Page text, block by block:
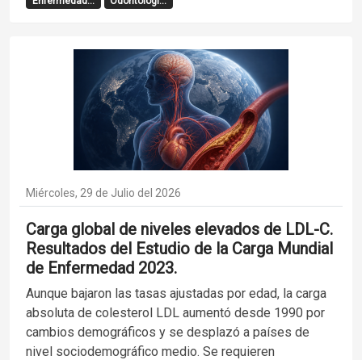
Miércoles, 29 de Julio del 2026
Carga global de niveles elevados de LDL-C.
Resultados del Estudio de la Carga Mundial
de Enfermedad 2023.
Aunque bajaron las tasas ajustadas por edad, la carga
absoluta de colesterol LDL aumentó desde 1990 por
cambios demográficos y se desplazó a países de
nivel sociodemográfico medio. Se requieren